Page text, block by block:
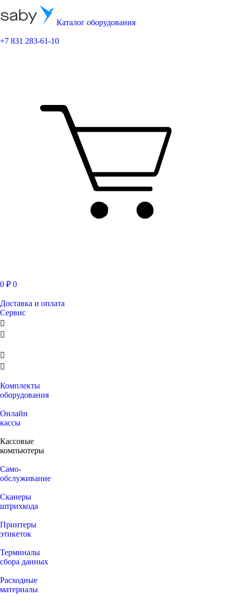
Каталог оборудования
+7 831 283-61-10
0 ₽ 0
Доставка и оплата
Сервис
Комплекты
оборудования
Онлайн
кассы
Кассовые
компьютеры
Само-
обслуживание
Сканеры
штрихкода
Принтеры
этикеток
Терминалы
сбора данных
Расходные
материалы